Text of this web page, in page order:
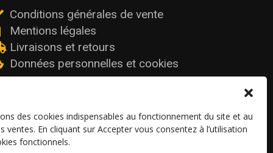
des cookies indispensables au fonctionnement du site et au
ventes. En cliquant sur Accepter vous consentez à l’utilisation
fonctionnels.
Conditions générales de vente
Mentions légales
Livraisons et retours
Données personnelles et cookies